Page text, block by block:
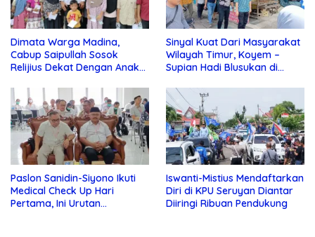
Dimata Warga Madina,
Cabup Saipullah Sosok
Relijius Dekat Dengan Anak
Sinyal Kuat Dari Masyarakat
Wilayah Timur, Koyem –
Supian Hadi Blusukan di
Paslon Sanidin-Siyono Ikuti
Medical Check Up Hari
Pertama, Ini Urutan
Iswanti-Mistius Mendaftarkan
Diri di KPU Seruyan Diantar
Diiringi Ribuan Pendukung